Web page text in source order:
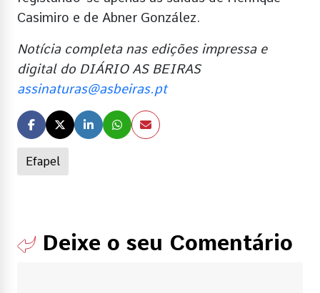
Efapel
Casimiro e de Abner González.
Notícia completa nas edições impressa e
digital do DIÁRIO AS BEIRAS
assinaturas@asbeiras.pt
Deixe o seu Comentário